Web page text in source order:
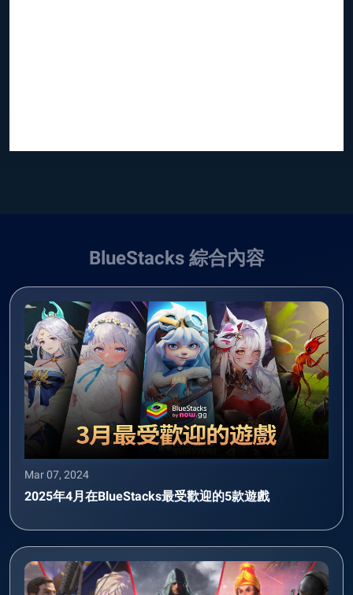
BlueStacks 綜合內容
Mar 07, 2024
2025年4月在BlueStacks最受歡迎的5款遊戲